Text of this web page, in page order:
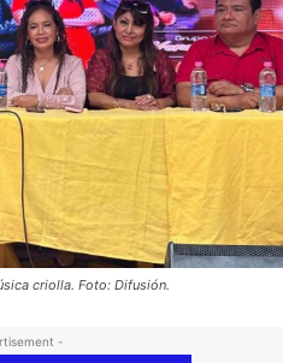
criolla. Foto: Difusión.
-